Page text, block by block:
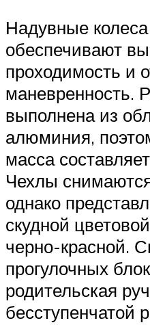
Надувные
обеспечивают
проходимость и
маневренность.
выполнена из
алюминия,
масса
Чехлы
однако
скудной
черно-красной.
прогулочных
родительская
бесступенчатой